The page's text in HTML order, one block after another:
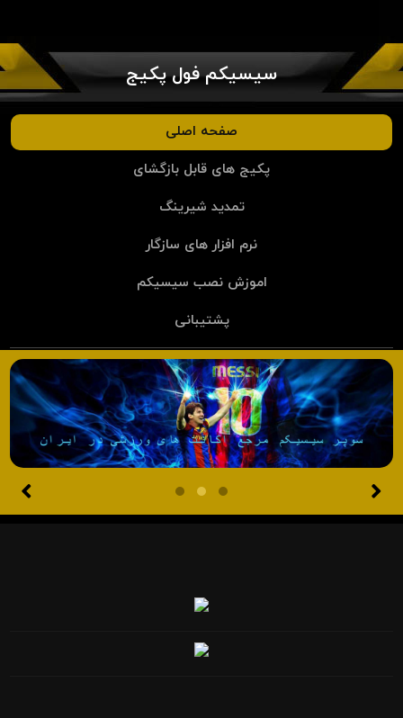
سیسیکم فول پکیج
صفحه اصلی
پکیج های قابل بازگشای
تمدید شیرینگ
نرم افزار های سازگار
اموزش نصب سیسیکم
پشتیبانی